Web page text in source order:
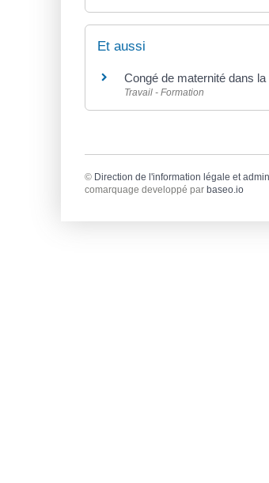
Et aussi
Congé de maternité dans
Travail - Formation
© Direction de l'information légale et
comarquage developpé par baseo.io